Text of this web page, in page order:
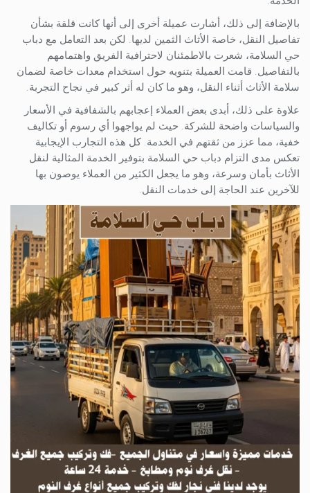
بالإضافة إلى ذلك، أشارت عميلة أخرى إلى أنها كانت قلقة بشأن
تفاصيل النقل، خاصة الأثاث الثمين لديها. لكن بعد التعامل مع دباب
حي السلامة، شعرت بالاطمئنان لاحترافية الفريق واهتمامهم
بالتفاصيل. قامت العميلة بتنويه حول استخدام معدات خاصة لضمان
سلامة الأثاث أثناء النقل، وهو ما كان له أثر كبير في نجاح التجربة.
علاوة على ذلك، أبدى بعض العملاء إعجابهم بالشفافية في الأسعار
والسياسات واضحة للشركة. حيث لم يواجهوا أي رسوم أو تكاليف
خفية، مما عزز من ثقتهم في الخدمة. كل هذه التجارب الإيجابية
تعكس مدى التزام دباب حي السلامة بتوفير الخدمة المثالية لنقل
الأثاث بأمان وسرعة، وهو ما يجعل الكثير من العملاء يوصون بها
للآخرين عند الحاجة إلى خدمات النقل.